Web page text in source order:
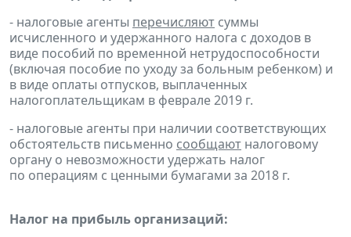
- налоговые агенты перечисляют суммы
исчисленного и удержанного налога с доходов в
виде пособий по временной нетрудоспособности
(включая пособие по уходу за больным ребенком) и
в виде оплаты отпусков, выплаченных
налогоплательщикам в феврале 2019 г.
- налоговые агенты при наличии соответствующих
обстоятельств письменно сообщают налоговому
органу о невозможности удержать налог
по операциям с ценными бумагами за 2018 г.
Налог на прибыль организаций: